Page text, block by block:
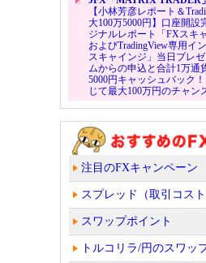
【小林芳彦レポート＆
大100万5000円】口座開設
ジナルレポート「FXスキ
およびTradingView専用イ
スキャインジ」当日プレ
ムからの申込と合計1万通
5000円キャッシュバック
じて最大100万円のチャン
注目のFXキャンペーン
スプレッド（取引コスト
スワップポイント
トルコリラ/円のスワッ